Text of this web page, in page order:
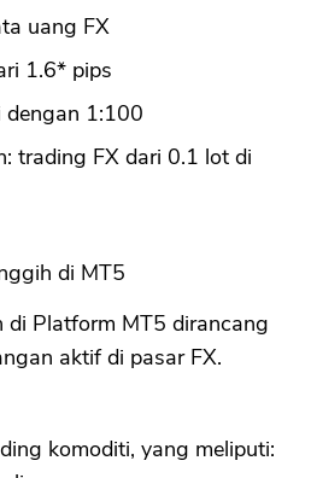
uang FX
1.6* pips
dengan 1:100
trading FX dari 0.1 lot di
di MT5
Platform MT5 dirancang
aktif di pasar FX.
komoditi, yang meliputi: